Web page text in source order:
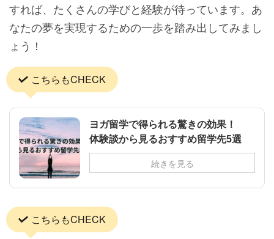
すれば、たくさんの学びと経験が待っています。あ
なたの夢を実現するための一歩を踏み出してみまし
ょう！
こちらもCHECK
ヨガ留学で得られる驚きの効果！
体験談から見るおすすめ留学先5選
続きを見る
こちらもCHECK